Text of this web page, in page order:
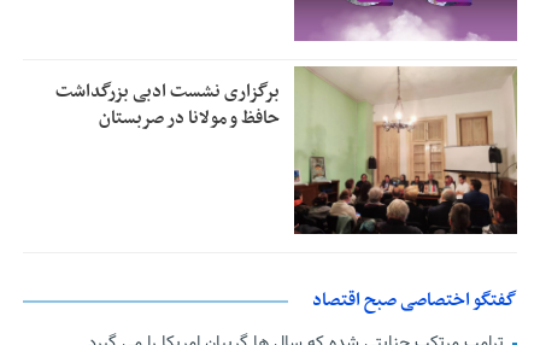
برگزاری نشست ادبی بزرگداشت
حافظ و مولانا در صربستان
گفتگو اختصاصی صبح اقتصاد